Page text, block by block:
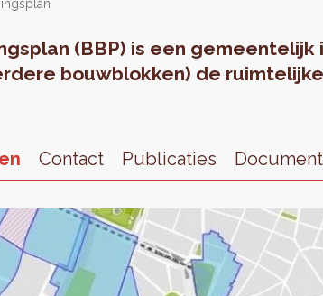
(BBP) is een gemeentelijk
bouwblokken) de
Contact Publicaties